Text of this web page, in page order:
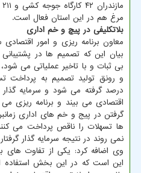
مرغ هم در این استان فعال است.
بلاتکلیفی در پیچ و خم اداری
معاون برنامه ریزی و امور اقتصادی
بیان این که تصمیم ها در
بی ثبات و با تاخیر عملیاتی می
درصد گرفته می شود و سرمایه
اقتصادی می بیند و برنامه ریزی می
گرفتن در پیج و خم های اداری
ها تسهلات را ناقص پرداخت می
نمی روند در نتیجه سرمایه گذار
وی اضافه کرد: یکی از تفاوت
این است که در این بخش استفاده